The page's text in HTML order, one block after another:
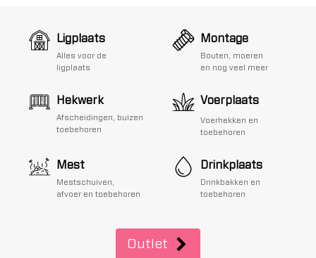
Ligplaats
Alles voor de
ligplaats
Montage
Bouten, moeren
en nog veel meer
Hekwerk
Afscheidingen, buizen
toebehoren
Voerplaats
Voerhekken en
toebehoren
Mest
Mestschuiven,
afvoer en toebehoren
Drinkplaats
Drinkbakken en
toebehoren
Outlet